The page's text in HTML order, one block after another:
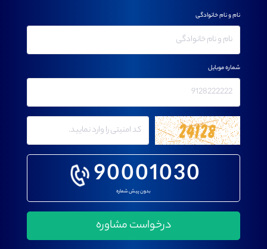
90001030
بدون پیش شماره
نام و نام خانوادگی
شماره موبایل